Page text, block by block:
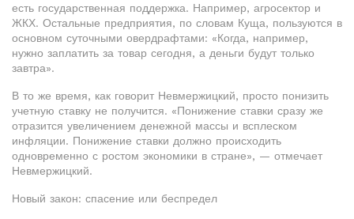
есть государственная поддержка. Например, агросектор и
ЖКХ. Остальные предприятия, по словам Куща, пользуются в
основном суточными овердрафтами: «Когда, например,
нужно заплатить за товар сегодня, а деньги будут только
завтра».
В то же время, как говорит Невмержицкий, просто понизить
учетную ставку не получится. «Понижение ставки сразу же
отразится увеличением денежной массы и всплеском
инфляции. Понижение ставки должно происходить
одновременно с ростом экономики в стране», — отмечает
Невмержицкий.
Новый закон: спасение или беспредел